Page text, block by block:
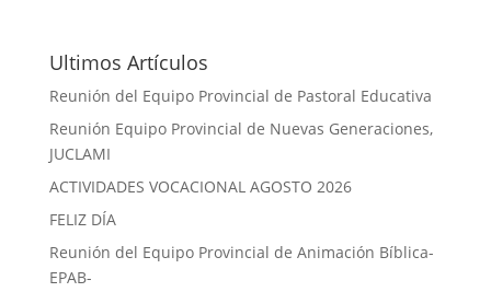
Ultimos Artículos
Reunión del Equipo Provincial de Pastoral Educativa
Reunión Equipo Provincial de Nuevas Generaciones,
JUCLAMI
ACTIVIDADES VOCACIONAL AGOSTO 2026
FELIZ DÍA
Reunión del Equipo Provincial de Animación Bíblica-
EPAB-